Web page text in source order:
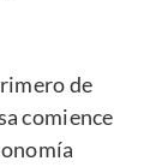
de
comience